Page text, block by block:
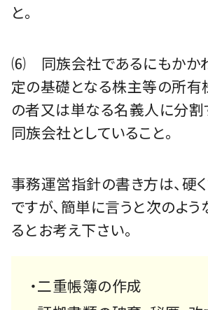
と。
⑹ 同族会社であるにもかかわ
定の基礎となる株主等の所有
の者又は単なる名義人に分割
同族会社としていること。
事務運営指針の書き方は、硬
ですが、簡単に言うと次のよ
るとお考え下さい。
・二重帳簿の作成